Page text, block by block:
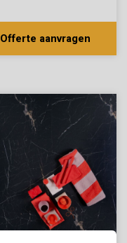
Offerte aanvragen